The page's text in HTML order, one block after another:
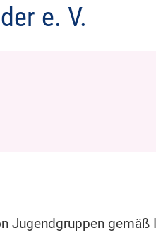
e. V.
Jugendgruppen gemäß